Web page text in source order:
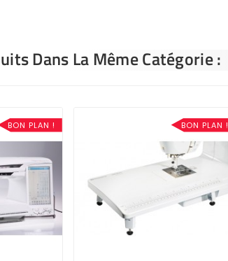
Dans La Même Catégorie :
BON PLAN ! BON PLAN !